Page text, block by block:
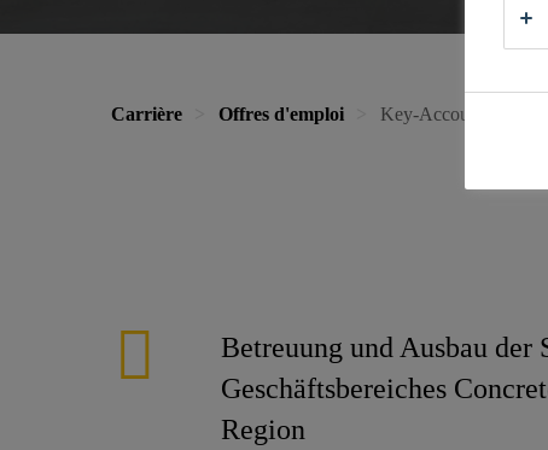
Carrière Offres d'emploi Key-Account-
Betreuung und Ausbau der
Geschäftsbereiches
Region